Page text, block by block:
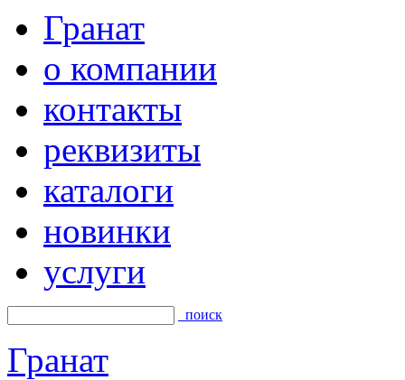
Гранат
о компании
контакты
реквизиты
каталоги
новинки
услуги
поиск
Гранат